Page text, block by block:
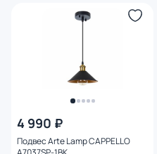
4 990 ₽
Подвес Arte Lamp CAPPELLO